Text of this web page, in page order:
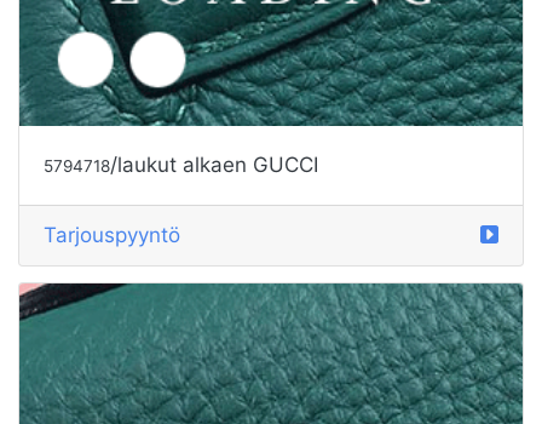
5794718 /laukut alkaen GUCCI
Tarjouspyyntö